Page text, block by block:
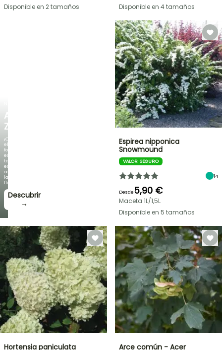
AGAPANTHUS
ZAMBEZI
¡Cuando
el
follaje
es
tan
espectacular
como
la
floración!
Descubrir
→
Disponible en 2 tamaños
Disponible en 4 tamaños
Espirea nipponica
Snowmound
VALOR SEGURO
14
Desde5,90 €
Maceta 1L/1,5L
Disponible en 5 tamaños
Hortensia paniculata Arce común - Acer